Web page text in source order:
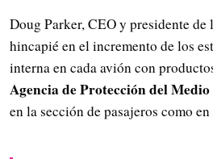
Doug Parker, CEO y presidente de
hincapié en el incremento de los
interna en cada avión con
Agencia de Protección del
en la sección de pasajeros como